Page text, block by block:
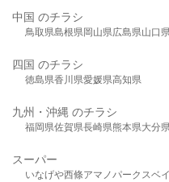
中国 のチラシ
鳥取県島根県岡山県広島県山口
四国 のチラシ
徳島県香川県愛媛県高知県
九州・沖縄 のチラシ
福岡県佐賀県長崎県熊本県大分
スーパー
いなげや西條アマノパークスベ